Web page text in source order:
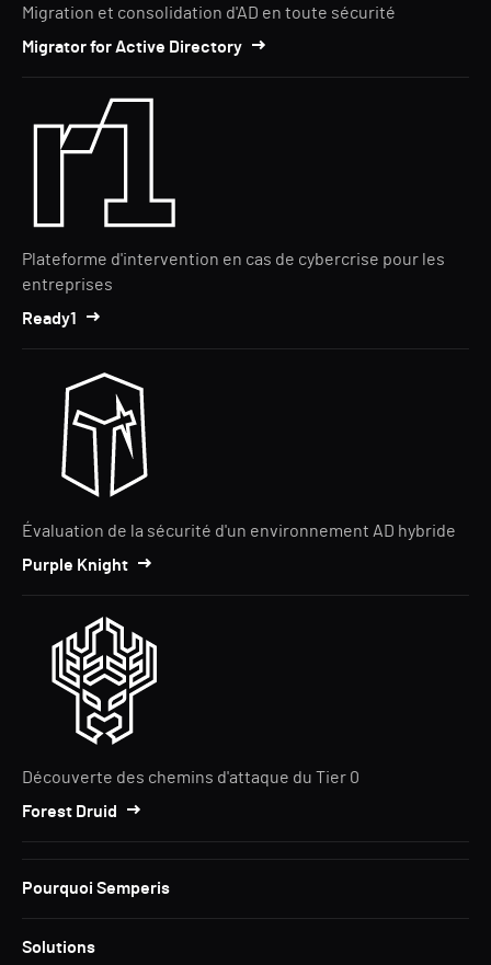
Migration et consolidation d'AD en toute sécurité
Migrator for Active Directory
Plateforme d'intervention en cas de cybercrise pour les
entreprises
Ready1
Évaluation de la sécurité d'un environnement AD hybride
Purple Knight
Découverte des chemins d'attaque du Tier 0
Forest Druid
Pourquoi Semperis
Solutions